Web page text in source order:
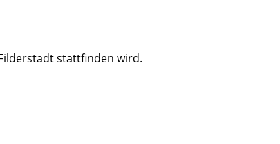
stattfinden wird.